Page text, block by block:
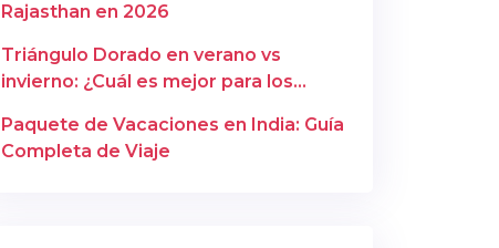
Rajasthan en 2026
Triángulo Dorado en verano vs
invierno: ¿Cuál es mejor para los
Paquete de Vacaciones en India: Guía
Completa de Viaje